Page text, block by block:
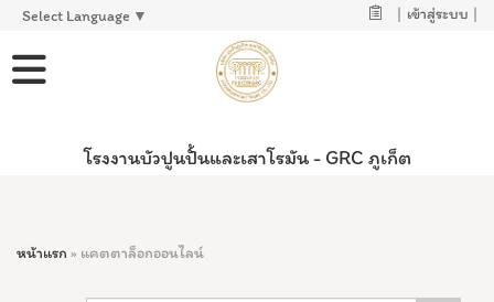
Select Language ▼ | เข้าสู่ระบบ |
โรงงานบัวปูนปั้นและเสาโรมัน - GRC ภูเก็ต
หน้าแรก » แคตตาล็อกออนไลน์